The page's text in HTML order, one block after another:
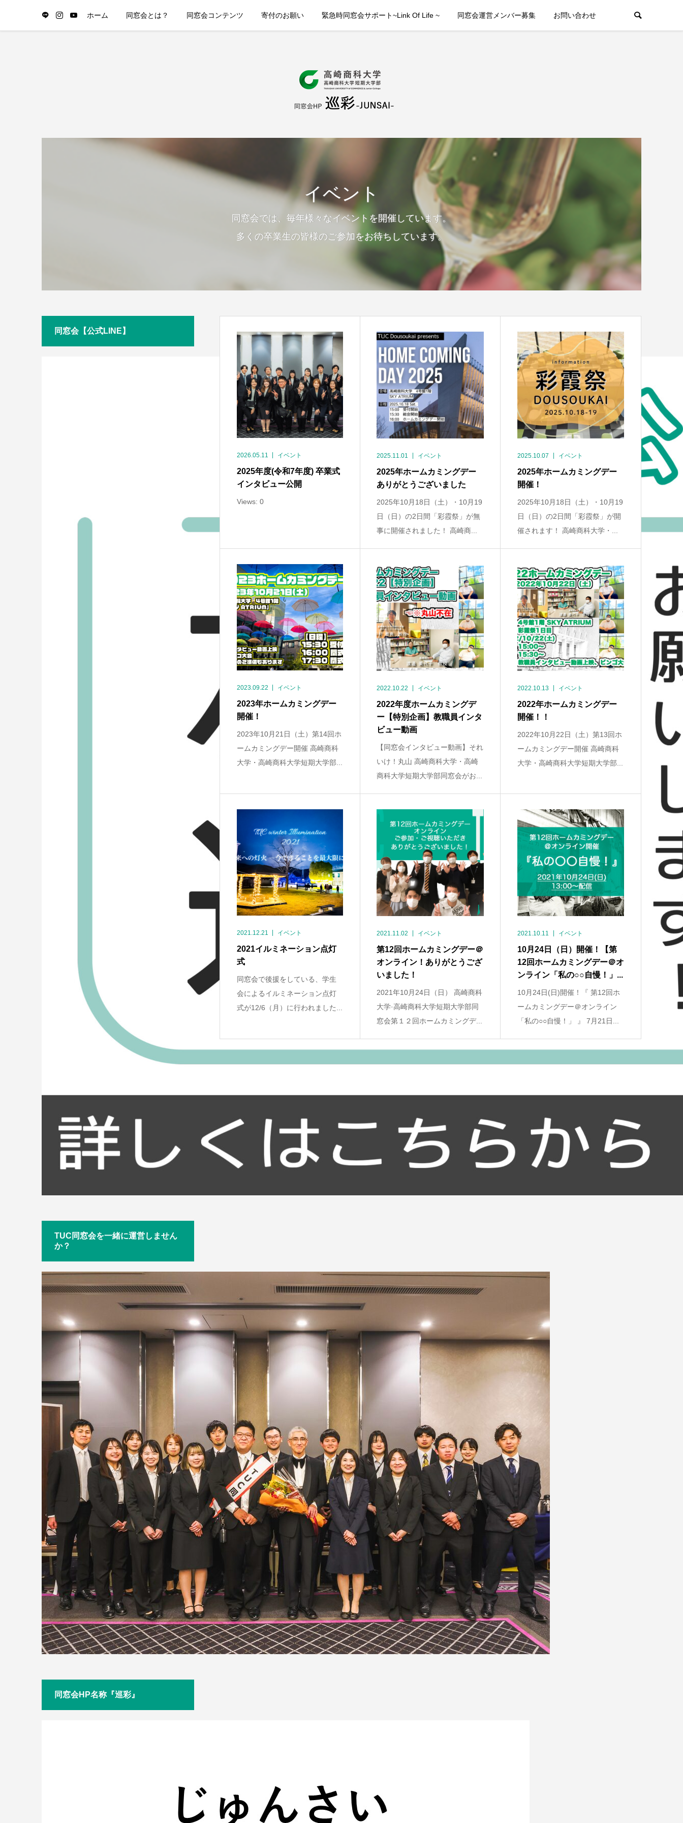
ホーム 同窓会とは？ 同窓会コンテンツ 寄付のお願い 緊急時同窓会サポート~Link Of Life ~ 同窓会運営メンバー募集 お問い合わせ
イベント
同窓会では、毎年様々なイベントを開催しています。
多くの卒業生の皆様のご参加をお待ちしています。
2026.05.11 イベント
2025年度(令和7年度) 卒業式
インタビュー公開
Views: 0
2025.11.01 イベント
2025年ホームカミングデー
ありがとうございました
2025年10月18日（土）・10月19
日（日）の2日間「彩霞祭」が無
事に開催されました！ 高崎商...
2025.10.07 イベント
2025年ホームカミングデー
開催！
2025年10月18日（土）・10月19
日（日）の2日間「彩霞祭」が開
催されます！ 高崎商科大学・...
2023.09.22 イベント
2023年ホームカミングデー
開催！
2023年10月21日（土）第14回ホ
ームカミングデー開催 高崎商科
大学・高崎商科大学短期大学部...
2022.10.22 イベント
2022年度ホームカミングデ
ー【特別企画】教職員インタ
ビュー動画
【同窓会インタビュー動画】それ
いけ！丸山 高崎商科大学・高崎
商科大学短期大学部同窓会がお...
2022.10.13 イベント
2022年ホームカミングデー
開催！！
2022年10月22日（土）第13回ホ
ームカミングデー開催 高崎商科
大学・高崎商科大学短期大学部...
2021.12.21 イベント
2021イルミネーション点灯
式
同窓会で後援をしている、学生
会によるイルミネーション点灯
式が12/6（月）に行われました...
2021.11.02 イベント
第12回ホームカミングデー＠
オンライン！ありがとうござ
いました！
2021年10月24日（日） 高崎商科
大学·高崎商科大学短期大学部同
窓会第１２回ホームカミングデ...
2021.10.11 イベント
10月24日（日）開催！【第
12回ホームカミングデー＠オ
ンライン「私の○○自慢！」...
10月24日(日)開催！『 第12回ホ
ームカミングデー＠オンライン
「私の○○自慢！」 』 7月21日...
同窓会【公式LINE】
TUC同窓会を一緒に運営しません
か？
同窓会HP名称『巡彩』